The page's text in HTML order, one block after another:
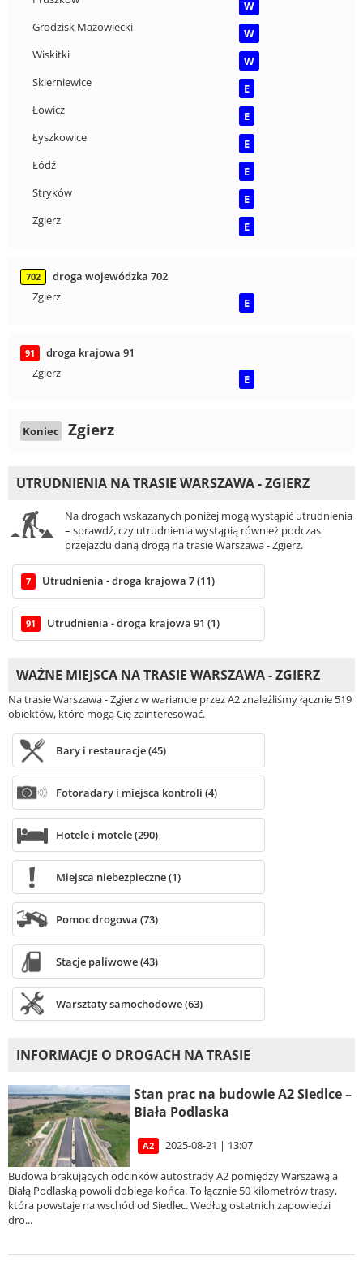
W
Grodzisk Mazowiecki
W
Wiskitki
W
Skierniewice
E
Łowicz
E
Łyszkowice
E
Łódź
E
Stryków
E
Zgierz
E
702
droga wojewódzka 702
Zgierz
E
91
droga krajowa 91
Zgierz
E
Koniec Zgierz
UTRUDNIENIA NA TRASIE WARSZAWA - ZGIERZ
Na drogach wskazanych poniżej mogą wystąpić utrudnienia
– sprawdź, czy utrudnienia wystąpią również podczas
przejazdu daną drogą na trasie Warszawa - Zgierz.
7 Utrudnienia - droga krajowa 7 (11)
91 Utrudnienia - droga krajowa 91 (1)
WAŻNE MIEJSCA NA TRASIE WARSZAWA - ZGIERZ
Na trasie Warszawa - Zgierz w wariancie przez A2 znaleźliśmy łącznie 519
obiektów, które mogą Cię zainteresować.
Bary i restauracje (45)
Fotoradary i miejsca kontroli (4)
Hotele i motele (290)
Miejsca niebezpieczne (1)
Pomoc drogowa (73)
Stacje paliwowe (43)
Warsztaty samochodowe (63)
INFORMACJE O DROGACH NA TRASIE
Stan prac na budowie A2 Siedlce –
Biała Podlaska
A2 2025-08-21 | 13:07
Budowa brakujących odcinków autostrady A2 pomiędzy Warszawą a
Białą Podlaską powoli dobiega końca. To łącznie 50 kilometrów trasy,
która powstaje na wschód od Siedlec. Według ostatnich zapowiedzi
dro...